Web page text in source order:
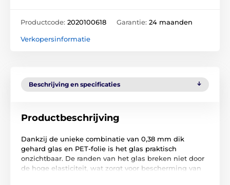
Productcode: 2020100618 Garantie: 24 maanden
Verkopersinformatie
Beschrijving en specificaties
Productbeschrijving
Dankzij de unieke combinatie van 0,38 mm dik
gehard glas en PET-folie is het glas praktisch
onzichtbaar. De randen van het glas breken niet door
de hoge elasticiteit, wat zorgt voor bescherming van